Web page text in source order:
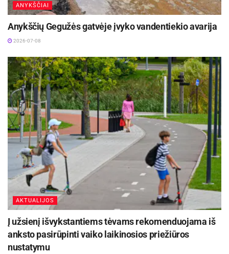
ANYKŠČIAI
Anykščių Gegužės gatvėje įvyko vandentiekio avarija
2026-07-08
AKTUALIJOS
Į užsienį išvykstantiems tėvams rekomenduojama iš
anksto pasirūpinti vaiko laikinosios priežiūros
nustatymu